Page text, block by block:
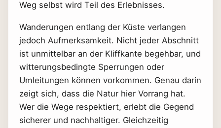
Weg selbst wird Teil des Erlebnisses.
Wanderungen entlang der Küste verlangen
jedoch Aufmerksamkeit. Nicht jeder Abschnitt
ist unmittelbar an der Kliffkante begehbar, und
witterungsbedingte Sperrungen oder
Umleitungen können vorkommen. Genau darin
zeigt sich, dass die Natur hier Vorrang hat.
Wer die Wege respektiert, erlebt die Gegend
sicherer und nachhaltiger. Gleichzeitig